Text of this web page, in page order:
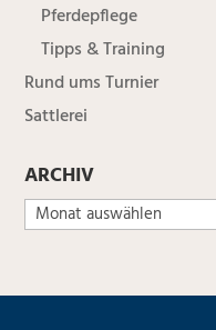
Pferdepflege
Tipps & Training
Rund ums Turnier
Sattlerei
ARCHIV